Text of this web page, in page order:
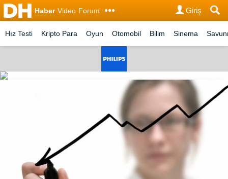
Haber Video Forum Giriş
Hız Testi Kripto Para Oyun Otomobil Bilim Sinema